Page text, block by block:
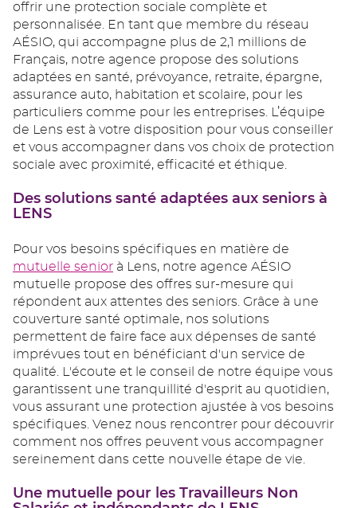
offrir une protection sociale complète et
personnalisée. En tant que membre du réseau
AÉSIO, qui accompagne plus de 2,1 millions de
Français, notre agence propose des solutions
adaptées en santé, prévoyance, retraite, épargne,
assurance auto, habitation et scolaire, pour les
particuliers comme pour les entreprises. L’équipe
de Lens est à votre disposition pour vous conseiller
et vous accompagner dans vos choix de protection
sociale avec proximité, efficacité et éthique.
Des solutions santé adaptées aux seniors à
LENS
Pour vos besoins spécifiques en matière de
mutuelle senior à Lens, notre agence AÉSIO
mutuelle propose des offres sur-mesure qui
répondent aux attentes des seniors. Grâce à une
couverture santé optimale, nos solutions
permettent de faire face aux dépenses de santé
imprévues tout en bénéficiant d'un service de
qualité. L'écoute et le conseil de notre équipe vous
garantissent une tranquillité d'esprit au quotidien,
vous assurant une protection ajustée à vos besoins
spécifiques. Venez nous rencontrer pour découvrir
comment nos offres peuvent vous accompagner
sereinement dans cette nouvelle étape de vie.
Une mutuelle pour les Travailleurs Non